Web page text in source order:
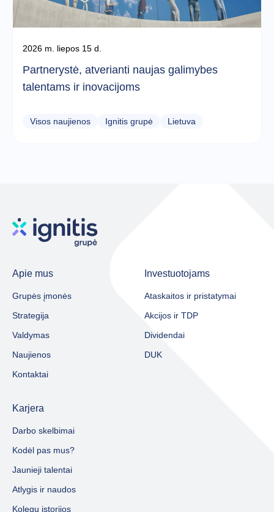
2026 m. liepos 15 d.
Partnerystė, atverianti naujas galimybes
talentams ir inovacijoms
Visos naujienos Ignitis grupė Lietuva
Apie mus
Grupės įmonės
Strategija
Valdymas
Naujienos
Kontaktai
Investuotojams
Ataskaitos ir pristatymai
Akcijos ir TDP
Dividendai
DUK
Karjera
Darbo skelbimai
Kodėl pas mus?
Jaunieji talentai
Atlygis ir naudos
Kolegų istorijos